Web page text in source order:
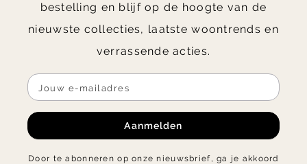
bestelling en blijf op de hoogte van de
nieuwste collecties, laatste woontrends en
verrassende acties.
Aanmelden
Door te abonneren op onze nieuwsbrief, ga je akkoord